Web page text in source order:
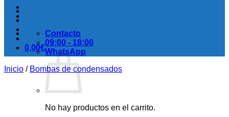
0,00€
No hay productos en el carrito.
Contacto
09:00 - 18:00
WhatsApp
Inicio / Bombas de condensados